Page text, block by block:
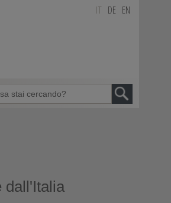
DE EN
dall'Italia